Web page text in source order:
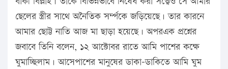
ছেলের স্ত্রীর সাথে অনৈতিক সর্ম্পকে জড়িয়েছে। তার কারনে
আমার ছোট্ট নাতি আজ মা ছাড়া হয়েছে। অপরএক প্রশ্নের
জবাবে তিনি বলেন, ১২ আক্টোবর রাতে আমি পাশের কক্ষে
ঘুমাচ্ছিলাম। আসেপাশের মানুষের ডাকা-ডাকিতে আমি ঘুম